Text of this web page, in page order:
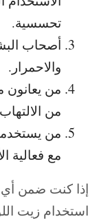
تحسسية.
أصحاب
والاحمرار.
من يعانون
من
من
مع فعالية
إذا كنت ضمن
استخدام زيت